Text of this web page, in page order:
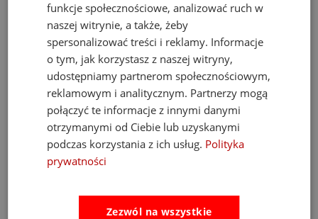
Fat Brain Toys dmuchawa do piłek Air Toobz
489,00 zł
Cena regularna:526,00 zł
Najniższa cena: 469,00 zł
funkcje społecznościowe, analizować ruch w
naszej witrynie, a także, żeby
spersonalizować treści i reklamy. Informacje
o tym, jak korzystasz z naszej witryny,
udostępniamy partnerom społecznościowym,
reklamowym i analitycznym. Partnerzy mogą
połączyć te informacje z innymi danymi
otrzymanymi od Ciebie lub uzyskanymi
podczas korzystania z ich usług. Polityka
prywatności
Zezwól na wszystkie